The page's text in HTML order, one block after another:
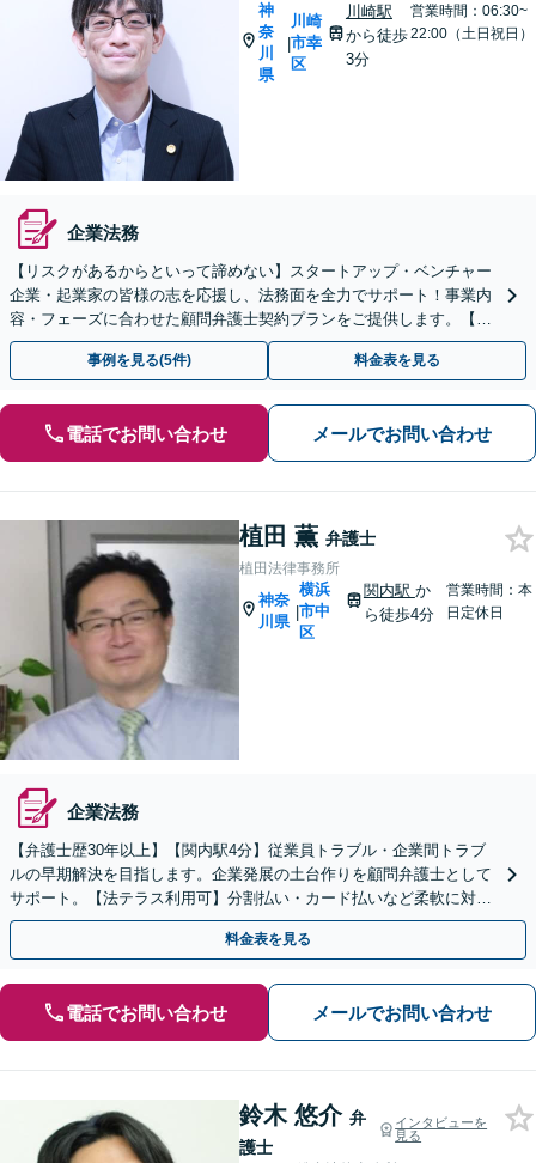
神
奈
川
県
|
川崎
市幸
区
川崎駅
から徒歩
3分
営業時間：06:30~
22:00（土日祝日）
企業法務
【リスクがあるからといって諦めない】スタートアップ・ベンチャー
企業・起業家の皆様の志を応援し、法務面を全力でサポート！事業内
容・フェーズに合わせた顧問弁護士契約プランをご提供します。【顧
問契約／企業法務】
事例を見る(5件) 料金表を見る
電話でお問い合わせ メールでお問い合わせ
植田 薫 弁護士
植田法律事務所
神奈
川県
|
横浜
市中
区
関内駅 か
ら徒歩4分
営業時間：本
日定休日
企業法務
【弁護士歴30年以上】【関内駅4分】従業員トラブル・企業間トラブ
ルの早期解決を目指します。企業発展の土台作りを顧問弁護士として
サポート。【法テラス利用可】分割払い・カード払いなど柔軟に対応
【休日・夜間面談可】【電話／メール／ビデオ面談可】
料金表を見る
電話でお問い合わせ メールでお問い合わせ
鈴木 悠介 弁
護士
インタビューを
見る